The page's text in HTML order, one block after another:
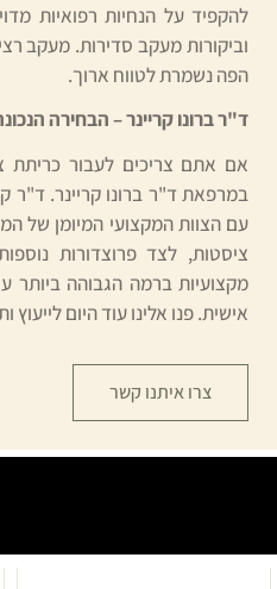
להקפיד על הנחיות רפואיות
וביקורות מעקב סדירות. מעקב
הפה נשמרת לטווח ארוך.
ד"ר ברונו קריינר – הבחירה
אם אתם צריכים לעבור כריתת
עם הצוות המקצועי המיומן של
ציסטות, לצד פרוצדורות
מקצועיות ברמה הגבוהה ביותר
אישית. פנו אלינו עוד היום
צרו איתנו קשר